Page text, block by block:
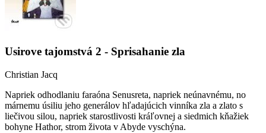
Usirove tajomstvá 2 - Sprisahanie zla
Christian Jacq
Napriek odhodlaniu faraóna Senusreta, napriek neúnavnému, no
márnemu úsiliu jeho generálov hľadajúcich vinníka zla a zlato s
liečivou silou, napriek starostlivosti kráľovnej a siedmich kňažiek
bohyne Hathor, strom života v Abyde vyschýna.